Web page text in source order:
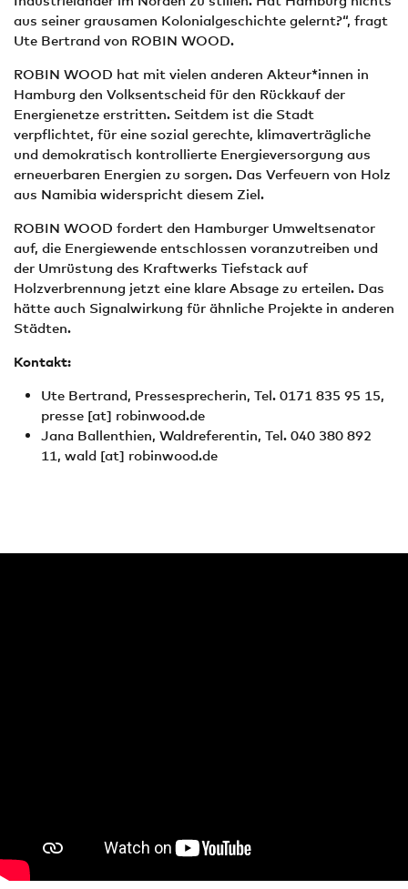
aus seiner grausamen Kolonialgeschichte gelernt?“, fragt
Ute Bertrand von ROBIN WOOD.
ROBIN WOOD hat mit vielen anderen Akteur*innen in
Hamburg den Volksentscheid für den Rückkauf der
Energienetze erstritten. Seitdem ist die Stadt
verpflichtet, für eine sozial gerechte, klimaverträgliche
und demokratisch kontrollierte Energieversorgung aus
erneuerbaren Energien zu sorgen. Das Verfeuern von Holz
aus Namibia widerspricht diesem Ziel.
ROBIN WOOD fordert den Hamburger Umweltsenator
auf, die Energiewende entschlossen voranzutreiben und
der Umrüstung des Kraftwerks Tiefstack auf
Holzverbrennung jetzt eine klare Absage zu erteilen. Das
hätte auch Signalwirkung für ähnliche Projekte in anderen
Städten.
Kontakt:
Ute Bertrand, Pressesprecherin, Tel. 0171 835 95 15,
presse [at] robinwood.de
Jana Ballenthien, Waldreferentin, Tel. 040 380 892
11, wald [at] robinwood.de